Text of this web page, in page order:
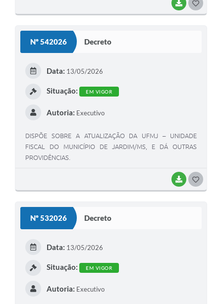
BAIXAR
Nº 542026 Decreto
BAIXAR
Data: 13/05/2026
Situação: EM VIGOR
Autoria: Executivo
DISPÕE SOBRE A ATUALIZAÇÃO DA UFMJ – UNIDADE
FISCAL DO MUNICÍPIO DE JARDIM/MS, E DÁ OUTRAS
PROVIDÊNCIAS.
Nº 532026 Decreto
Data: 13/05/2026
Situação: EM VIGOR
Autoria: Executivo